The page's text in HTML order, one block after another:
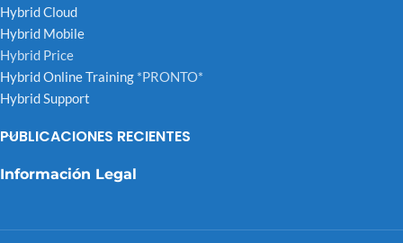
Hybrid Cloud
Hybrid Mobile
Hybrid Price
Hybrid Online Training *PRONTO*
Hybrid Support
PUBLICACIONES RECIENTES
Información Legal